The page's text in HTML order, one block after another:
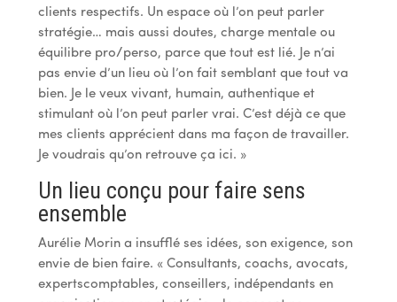
clients respectifs. Un espace où l’on peut parler
stratégie… mais aussi doutes, charge mentale ou
équilibre pro/perso, parce que tout est lié. Je n’ai
pas envie d’un lieu où l’on fait semblant que tout va
bien. Je le veux vivant, humain, authentique et
stimulant où l’on peut parler vrai. C’est déjà ce que
mes clients apprécient dans ma façon de travailler.
Je voudrais qu’on retrouve ça ici. »
Un lieu conçu pour faire sens
ensemble
Aurélie Morin a insufflé ses idées, son exigence, son
envie de bien faire. « Consultants, coachs, avocats,
expertscomptables, conseillers, indépendants en